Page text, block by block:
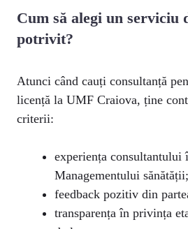
Cum să alegi un serviciu
potrivit?
Atunci când cauți consultanță
licență la UMF Craiova, ține
criterii:
experiența consultantului
Managementului sănătății;
feedback pozitiv din
transparența în privința